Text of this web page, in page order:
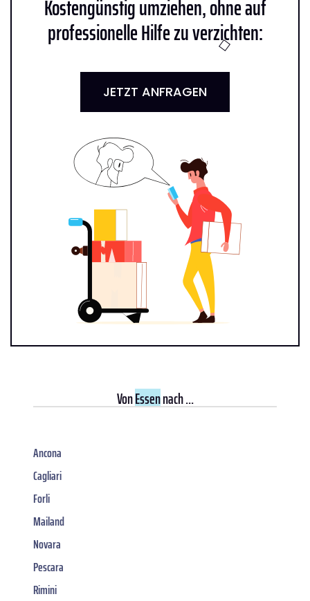
Kostengünstig umziehen, ohne auf
professionelle Hilfe zu verzichten:
JETZT ANFRAGEN
VonEssennach ...
Ancona
Cagliari
Forli
Mailand
Novara
Pescara
Rimini